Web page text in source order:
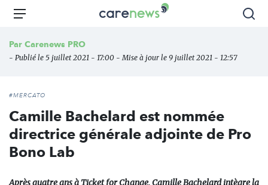
Aller
principal
Carenews,
des
Menu
Par Carenews PRO
- Publié le 5 juillet 2021 - 17:00 - Mise à jour le 9 juillet 2021 - 12:57
#MERCATO
Camille Bachelard est nommée
directrice générale adjointe de Pro
Bono Lab
Après quatre ans à Ticket for Change, Camille Bachelard intègre la